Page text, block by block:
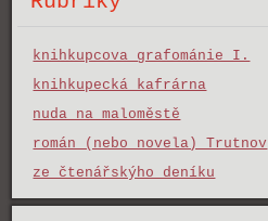
knihkupcova grafománie I.
knihkupecká kafrárna
nuda na maloměstě
román (nebo novela) Trutnov
ze čtenářskýho deníku